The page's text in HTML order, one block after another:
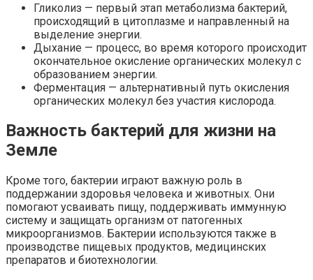
Гликолиз — первый этап метаболизма бактерий,
происходящий в цитоплазме и направленный на
выделение энергии.
Дыхание — процесс, во время которого происходит
окончательное окисление органических молекул с
образованием энергии.
Ферментация — альтернативный путь окисления
органических молекул без участия кислорода.
Важность бактерий для жизни на
Земле
Кроме того, бактерии играют важную роль в
поддержании здоровья человека и животных. Они
помогают усваивать пищу, поддерживать иммунную
систему и защищать организм от патогенных
микроорганизмов. Бактерии используются также в
производстве пищевых продуктов, медицинских
препаратов и биотехнологии.